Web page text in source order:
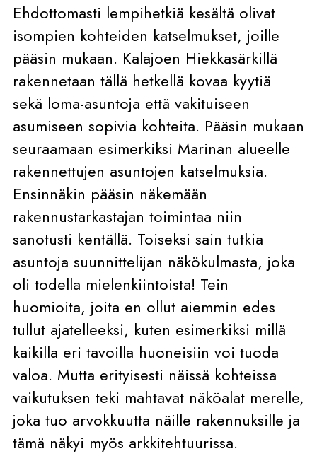
Ehdottomasti lempihetkiä kesältä olivat
isompien kohteiden katselmukset, joille
pääsin mukaan. Kalajoen Hiekkasärkillä
rakennetaan tällä hetkellä kovaa kyytiä
sekä loma-asuntoja että vakituiseen
asumiseen sopivia kohteita. Pääsin mukaan
seuraamaan esimerkiksi Marinan alueelle
rakennettujen asuntojen katselmuksia.
Ensinnäkin pääsin näkemään
rakennustarkastajan toimintaa niin
sanotusti kentällä. Toiseksi sain tutkia
asuntoja suunnittelijan näkökulmasta, joka
oli todella mielenkiintoista! Tein
huomioita, joita en ollut aiemmin edes
tullut ajatelleeksi, kuten esimerkiksi millä
kaikilla eri tavoilla huoneisiin voi tuoda
valoa. Mutta erityisesti näissä kohteissa
vaikutuksen teki mahtavat näköalat merelle,
joka tuo arvokkuutta näille rakennuksille ja
tämä näkyi myös arkkitehtuurissa.